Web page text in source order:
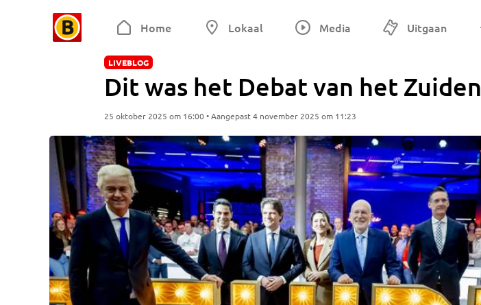
Home Lokaal Media Uitgaan
LIVEBLOG
Dit was het Debat van het Zuiden
25 oktober 2025 om 16:00 • Aangepast 4 november 2025 om 11:23